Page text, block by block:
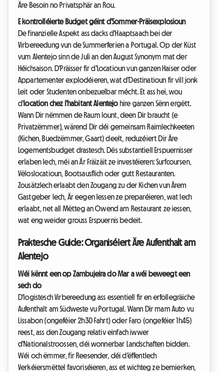
Äre Besoin no Privatsphär an Rou.
E kontrolléierte Budget géint d'Sommer-Präisexplosioun
De finanzielle Aspekt ass dacks d'Haaptsaach bei der
Virbereedung vun de Summerferien a Portugal. Op der Küst
vum Alentejo sinn de Juli an den August Synonym mat der
Héichsaison. D'Präisser fir d'Locatioun vun ganzen Haiser oder
Appartementer explodéieren, wat d'Destinatioun fir vill jonk
Leit oder Studenten onbezuelbar mécht. Et ass hei, wou
d'location chez l'habitant Alentejohire ganzen Sënn ergëtt.
Wann Dir nëmmen de Raum lount, deen Dir braucht (e
Privatzëmmer), wärend Dir déi gemeinsam Raimlechkeeten
(Kichen, Buedzëmmer, Gaart) deelt, reduzéiert Dir Äre
Logementsbudget drastesch. Dës substantiell Erspuernisser
erlaben Iech, méi an Är Fräizäit ze investéieren: Surfcoursen,
Vëloslocatioun, Bootsausflich oder gutt Restauranten.
Zousätzlech erlaabt den Zougang zu der Kichen vun Ärem
Gastgeber Iech, Är eegen Iessen ze preparéieren, wat Iech
erlaabt, net all Mëtteg an Owend am Restaurant ze iessen,
wat eng weider grouss Erspuernis bedeit.
Praktesche Guide: Organiséiert Äre Aufenthalt am
Alentejo
Wéi kënnt een op Zambujeira do Mar a wéi beweegt een
sech do
D'logistesch Virbereedung ass essentiell fir en erfollegräiche
Aufenthalt am Südweste vu Portugal. Wann Dir mam Auto vu
Lissabon (ongeféier 2h30 Fahrt) oder Faro (ongeféier 1h45)
reest, ass den Zougang relativ einfach iwwer
d'Nationalstroossen, déi wonnerbar Landschaften bidden.
Wéi och ëmmer, fir Reesender, déi d'ëffentlech
Verkéiersmëttel favoriséieren, ass et wichteg ze bemierken,